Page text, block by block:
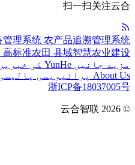
扫一扫关注云合
管理系统 农产品追溯管理系统
高标准农田 县域智慧农业建设
مزید جانیں YunHe کی خبریں
About Us پرائیویسی
浙ICP备18037005号
© 2026
云合智联